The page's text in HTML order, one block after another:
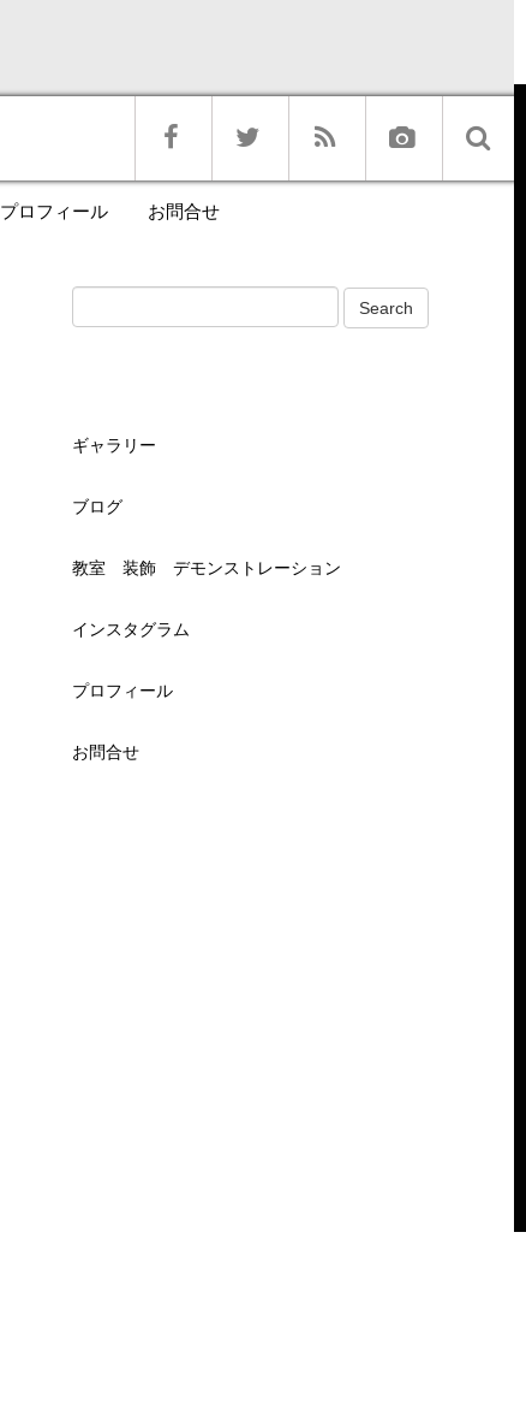
プロフィール お問合せ
ギャラリー
ブログ
教室 装飾 デモンストレーション
インスタグラム
プロフィール
お問合せ